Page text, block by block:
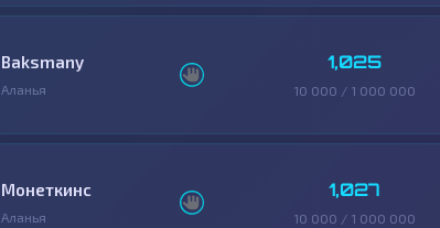
Baksmany
Аланья
1,025
10 000 / 1 000 000
Монеткинс
Аланья
1,027
10 000 / 1 000 000